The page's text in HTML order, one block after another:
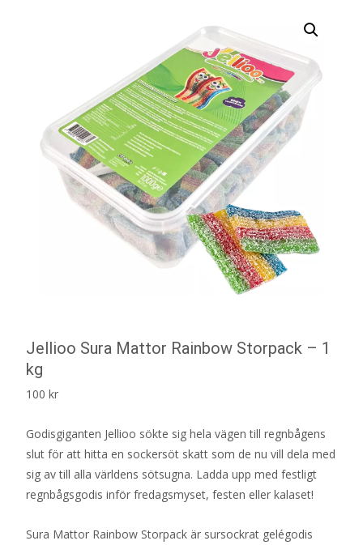
Jellioo Sura Mattor Rainbow Storpack – 1
kg
100 kr
Godisgiganten Jellioo sökte sig hela vägen till regnbågens
slut för att hitta en sockersöt skatt som de nu vill dela med
sig av till alla världens sötsugna. Ladda upp med festligt
regnbågsgodis inför fredagsmyset, festen eller kalaset!
Sura Mattor Rainbow Storpack är sursockrat gelégodis